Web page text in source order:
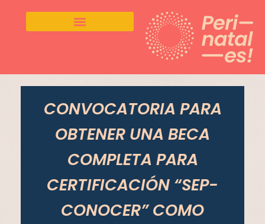
t
CONVOCATORIA PARA
OBTENER UNA BECA
COMPLETA PARA
CERTIFICACIÓN “SEP-
CONOCER” COMO